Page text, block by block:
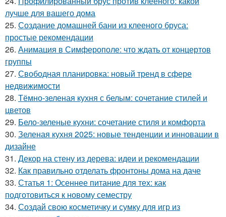
лучше для вашего дома
25. Создание домашней бани из клееного бруса:
простые рекомендации
26. Анимация в Симферополе: что ждать от концертов
группы
27. Свободная планировка: новый тренд в сфере
недвижимости
28. Тёмно-зеленая кухня с белым: сочетание стилей и
цветов
29. Бело-зеленые кухни: сочетание стиля и комфорта
30. Зеленая кухня 2025: новые тенденции и инновации в
дизайне
31. Декор на стену из дерева: идеи и рекомендации
32. Как правильно отделать фронтоны дома на даче
33. Статья 1: Осеннее питание для тех: как
подготовиться к новому семестру
34. Создай свою косметичку и сумку для игр из